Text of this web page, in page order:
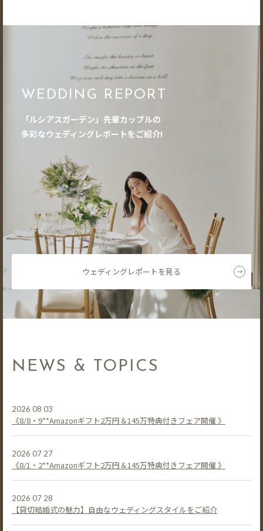
WEDDING REPORT
「ルシアスガーデン」先輩カップルの
多彩なウェディングレポートをご紹介!
ウェディングレポートを見る
NEWS & TOPICS
2026 08 03
《8/8・9**Amazonギフト2万円＆145万特典付きフェア開催 》
2026 07 27
《8/1・2**Amazonギフト2万円＆145万特典付きフェア開催 》
2026 07 28
【貸切結婚式の魅力】自由なウェディングスタイルをご紹介